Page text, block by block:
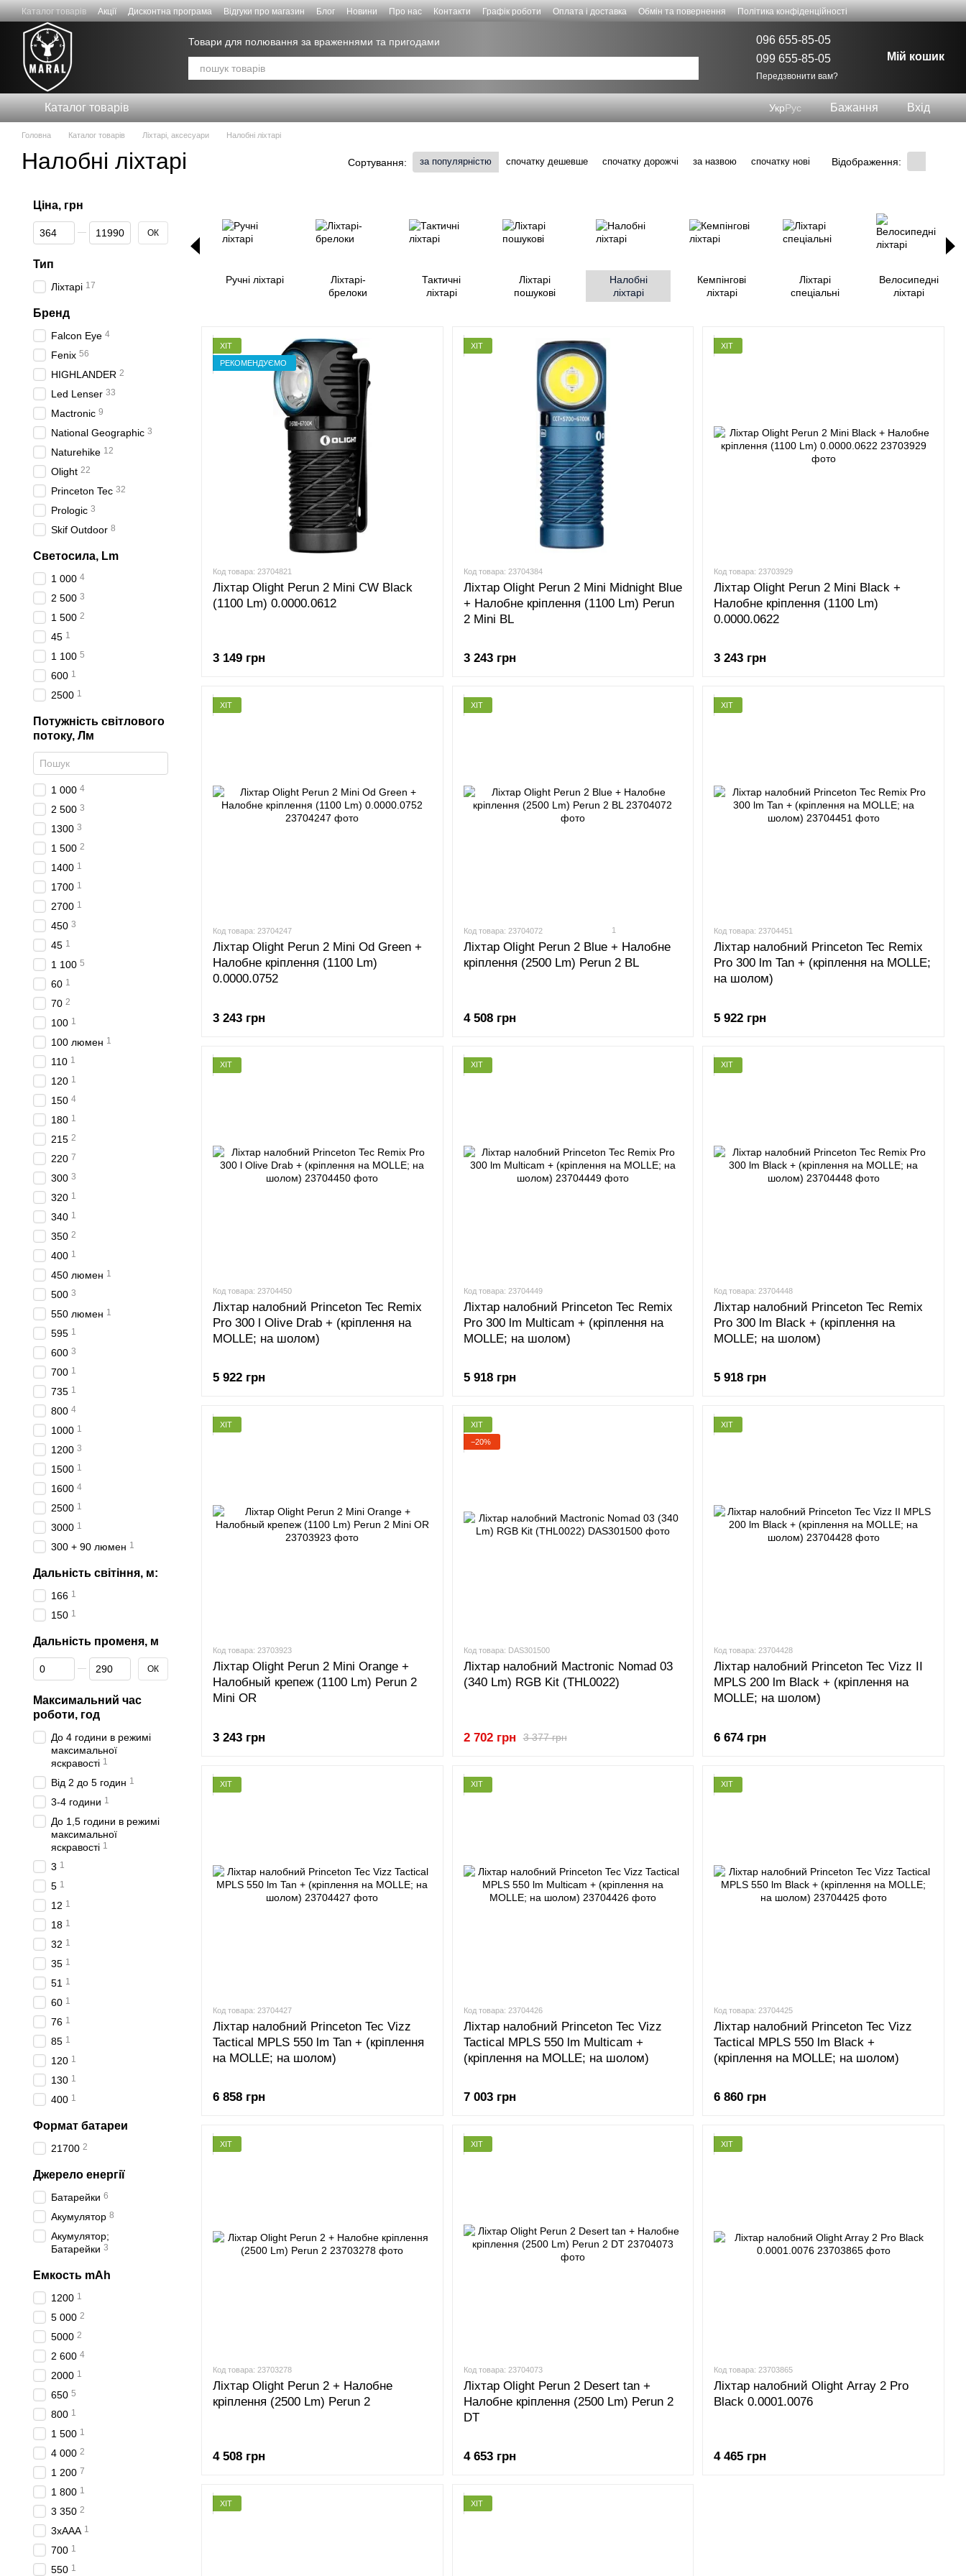
Перейти до основного контенту
Каталог товарів Акції Дисконтна програма Відгуки про магазин Блог Новини Про нас Контакти Графік роботи Оплата і доставка Обмін та повернення
Політика конфіденційності
Договір публічної оферти
Товари для полювання за враженнями та пригодами
096 655-85-05
099 655-85-05
Передзвонити вам?
Мій кошик
Каталог товарів УкрРус Бажання Вхід
Головна Каталог товарів Ліхтарі, аксесуари Налобні ліхтарі
Налобні ліхтарі Сортування: за популярністю спочатку дешевше спочатку дорожчі за назвою спочатку нові Відображення:
Ручні ліхтарі
Ліхтарі-
брелоки
Тактичні
ліхтарі
Ліхтарі
пошукові
Налобні
ліхтарі
Кемпінгові
ліхтарі
Ліхтарі
спеціальні
Велосипедні
ліхтарі
ХІТ
РЕКОМЕНДУЄМО
Код товара: 23704821
Ліхтар Olight Perun 2 Mini CW Black
(1100 Lm) 0.0000.0612
3 149 грн
ХІТ
Код товара: 23704384
Ліхтар Olight Perun 2 Mini Midnight Blue
+ Налобне кріплення (1100 Lm) Perun
2 Mini BL
3 243 грн
ХІТ
Код товара: 23703929
Ліхтар Olight Perun 2 Mini Black +
Налобне кріплення (1100 Lm)
0.0000.0622
3 243 грн
ХІТ
Код товара: 23704247
Ліхтар Olight Perun 2 Mini Od Green +
Налобне кріплення (1100 Lm)
0.0000.0752
3 243 грн
ХІТ
Код товара: 23704072 1
Ліхтар Olight Perun 2 Blue + Налобне
кріплення (2500 Lm) Perun 2 BL
4 508 грн
ХІТ
Код товара: 23704451
Ліхтар налобний Princeton Tec Remix
Pro 300 lm Tan + (кріплення на MOLLE;
на шолом)
5 922 грн
ХІТ
Код товара: 23704450
Ліхтар налобний Princeton Tec Remix
Pro 300 l Olive Drab + (кріплення на
MOLLE; на шолом)
5 922 грн
ХІТ
Код товара: 23704449
Ліхтар налобний Princeton Tec Remix
Pro 300 lm Multicam + (кріплення на
MOLLE; на шолом)
5 918 грн
ХІТ
Код товара: 23704448
Ліхтар налобний Princeton Tec Remix
Pro 300 lm Black + (кріплення на
MOLLE; на шолом)
5 918 грн
ХІТ
Код товара: 23703923
Ліхтар Olight Perun 2 Mini Orange +
Налобный крепеж (1100 Lm) Perun 2
Mini OR
3 243 грн
ХІТ
−20%
Код товара: DAS301500
Ліхтар налобний Mactronic Nomad 03
(340 Lm) RGB Kit (THL0022)
3 377 грн
2 702 грн
ХІТ
Код товара: 23704428
Ліхтар налобний Princeton Tec Vizz II
MPLS 200 lm Black + (кріплення на
MOLLE; на шолом)
6 674 грн
ХІТ
Код товара: 23704427
Ліхтар налобний Princeton Tec Vizz
Tactical MPLS 550 lm Tan + (кріплення
на MOLLE; на шолом)
6 858 грн
ХІТ
Код товара: 23704426
Ліхтар налобний Princeton Tec Vizz
Tactical MPLS 550 lm Multicam +
(кріплення на MOLLE; на шолом)
7 003 грн
ХІТ
Код товара: 23704425
Ліхтар налобний Princeton Tec Vizz
Tactical MPLS 550 lm Black +
(кріплення на MOLLE; на шолом)
6 860 грн
ХІТ
Код товара: 23703278
Ліхтар Olight Perun 2 + Налобне
кріплення (2500 Lm) Perun 2
4 508 грн
ХІТ
Код товара: 23704073
Ліхтар Olight Perun 2 Desert tan +
Налобне кріплення (2500 Lm) Perun 2
DT
4 653 грн
ХІТ
Код товара: 23703865
Ліхтар налобний Olight Array 2 Pro
Black 0.0001.0076
4 465 грн
ХІТ ХІТ
Ціна, грн
Від Ціна, грн
До Ціна, грн ОК
Тип
Ліхтарі 17
Бренд
Falcon Eye 4
Fenix 56
HIGHLANDER 2
Led Lenser 33
Mactronic 9
National Geographic 3
Naturehike 12
Olight 22
Princeton Tec 32
Prologic 3
Skif Outdoor 8
Светосила, Lm
1 000 4
2 500 3
1 500 2
45 1
1 100 5
600 1
2500 1
Потужність світлового
потоку, Лм
1 000 4
2 500 3
1300 3
1 500 2
1400 1
1700 1
2700 1
450 3
45 1
1 100 5
60 1
70 2
100 1
100 люмен 1
110 1
120 1
150 4
180 1
215 2
220 7
300 3
320 1
340 1
350 2
400 1
450 люмен 1
500 3
550 люмен 1
595 1
600 3
700 1
735 1
800 4
1000 1
1200 3
1500 1
1600 4
2500 1
3000 1
300 + 90 люмен 1
Дальність світіння, м:
166 1
150 1
Дальність променя, м
Від Дальність променя, м
До Дальність променя, мОК
Максимальний час
роботи, год
До 4 години в режимі
максимальної
яскравості 1
Від 2 до 5 годин 1
3-4 години 1
До 1,5 години в режимі
максимальної
яскравості 1
3 1
5 1
12 1
18 1
32 1
35 1
51 1
60 1
76 1
85 1
120 1
130 1
400 1
Формат батареи
21700 2
Джерело енергії
Батарейки 6
Акумулятор 8
Акумулятор;
Батарейки 3
Емкость mAh
1200 1
5 000 2
5000 2
2 600 4
2000 1
650 5
800 1
1 500 1
4 000 2
1 200 7
1 800 1
3 350 2
3хAAA 1
700 1
550 1